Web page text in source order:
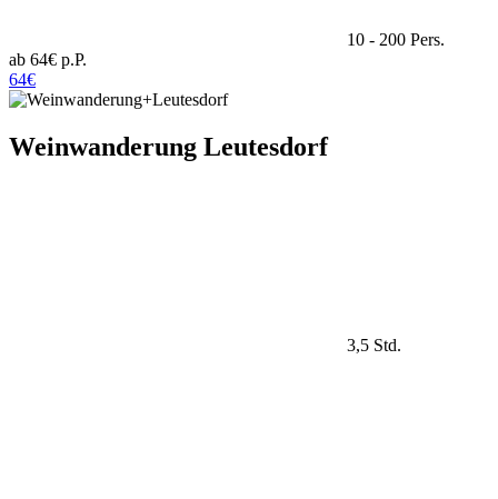
10 - 200 Pers.
ab 64€ p.P.
64€
Weinwanderung Leutesdorf
3,5 Std.